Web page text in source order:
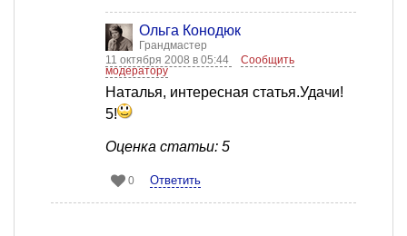
Ольга Конодюк
Грандмастер
11 октября 2008 в 05:44
Сообщить
модератору
Наталья, интересная статья.Удачи!
5!
Оценка статьи: 5
0 Ответить